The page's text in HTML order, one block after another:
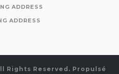
ADDRESS
ADDRESS
Rights Reserved. Propulsé